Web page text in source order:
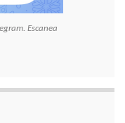
Escanea